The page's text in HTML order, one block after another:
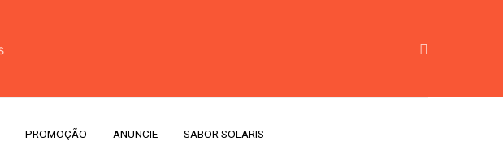
PROMOÇÃO ANUNCIE SABOR SOLARIS